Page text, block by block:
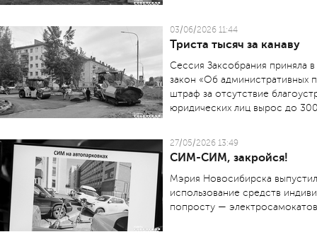
03/06/2026 11:44
Триста тысяч за канаву
Сессия Заксобрания приняла
закон «Об административных
штраф за отсутствие
юридических лиц вырос до
27/05/2026 13:49
СИМ-СИМ, закройся!
Мэрия Новосибирска
использование средств
попросту —